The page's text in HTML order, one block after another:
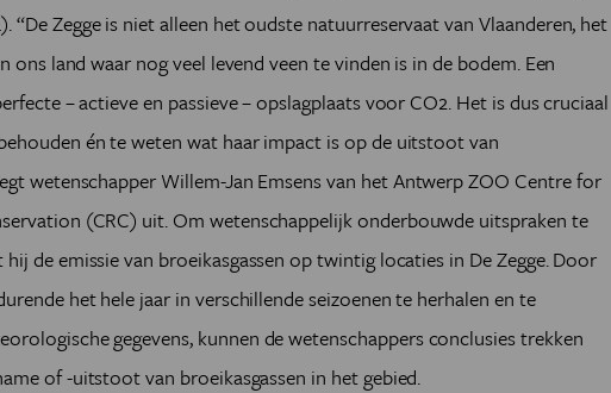
“De Zegge is niet alleen het oudste natuurreservaat van Vlaanderen, het
ons land waar nog veel levend veen te vinden is in de bodem. Een
– actieve en passieve – opslagplaats voor CO2. Het is dus cruciaal
én te weten wat haar impact is op de uitstoot van
wetenschapper Willem-Jan Emsens van het Antwerp ZOO Centre for
(CRC) uit. Om wetenschappelijk onderbouwde uitspraken te
de emissie van broeikasgassen op twintig locaties in De Zegge. Door
het hele jaar in verschillende seizoenen te herhalen en te
gegevens, kunnen de wetenschappers conclusies trekken
of -uitstoot van broeikasgassen in het gebied.